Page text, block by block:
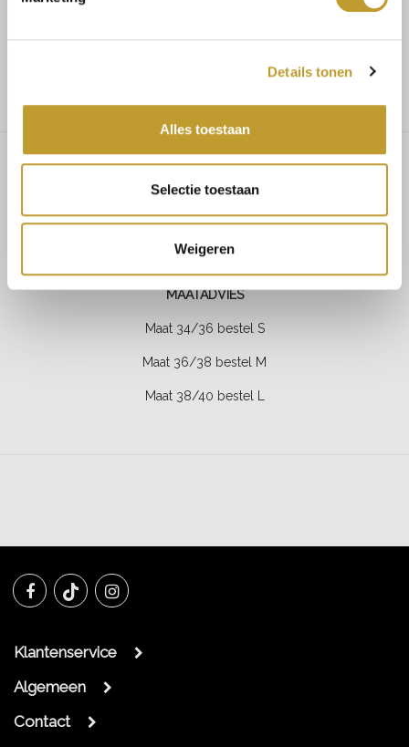
Details tonen
Alles toestaan
Selectie toestaan
Weigeren
Voor 17.30u besteld, dezelfde dag verzonden
Alondra open back satin dress
bordeaux
MAATADVIES
Maat 34/36 bestel S
Maat 36/38 bestel M
Maat 38/40 bestel L
Klantenservice
Algemeen
Contact